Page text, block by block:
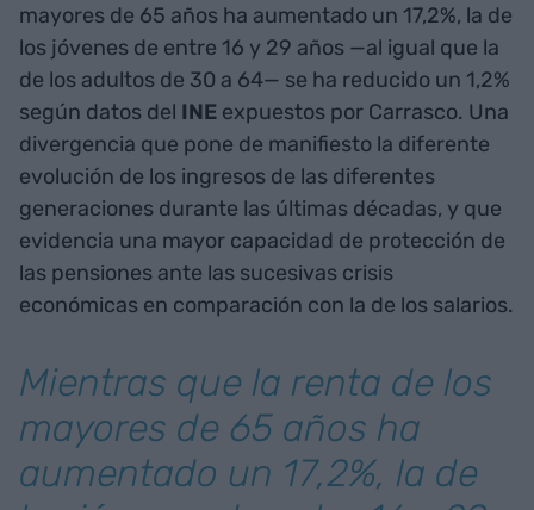
mayores de 65 años ha aumentado un 17,2%, la de
los jóvenes de entre 16 y 29 años —al igual que la
de los adultos de 30 a 64— se ha reducido un 1,2%
según datos del INE expuestos por Carrasco. Una
divergencia que pone de manifiesto la diferente
evolución de los ingresos de las diferentes
generaciones durante las últimas décadas, y que
evidencia una mayor capacidad de protección de
las pensiones ante las sucesivas crisis
económicas en comparación con la de los salarios.
Mientras que la renta de los
mayores de 65 años ha
aumentado un 17,2%, la de